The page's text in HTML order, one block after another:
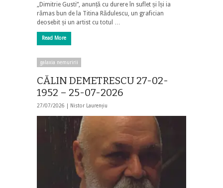
„Dimitrie Gusti”, anunță cu durere în suflet și își ia
rămas bun de la Titina Rădulescu, un grafician
deosebit și un artist cu totul …
Read More
galaxia nemuririi
CĂLIN DEMETRESCU 27-02-
1952 – 25-07-2026
27/07/2026 | Nistor Laurențiu